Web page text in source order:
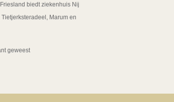
biedt ziekenhuis Nij
Marum en
geweest